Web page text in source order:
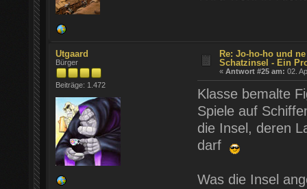
Utgaard
Bürger
Beiträge: 1.472
Re: Jo-ho-ho und
Schatzinsel - Ein
«Antwort #25 am: 02.
Klasse bemalte
Spiele auf
die Insel, deren
darf
Was die Insel